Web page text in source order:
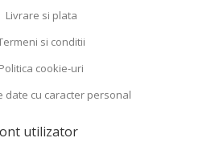
Livrare si plata
si conditii
Politica cookie-uri
date cu caracter personal
utilizator